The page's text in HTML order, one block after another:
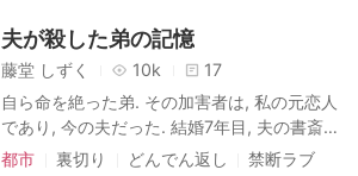
その事実を告げても, 彼は「お前のような女
が」と嘲笑い, 私を産業スパイだと決めつけ,
え, お腹の子も命を落とした. 私の魂は, 忠実
な部下, 小石が真相を追い, 母が悲しみに暮れ
る姿をただ見つめていた. 一方で竜介は,
夫が殺した弟の記憶
藤堂 しずく 10k
17
自ら命を絶った弟. その加害者は, 私の元恋人
であり, 今の夫だった. 結婚7年目, 夫の書斎で
偶然見つけた古い手帳が, 私の日常を地獄へ
都市 裏切り どんでん返し
禁断ラブ